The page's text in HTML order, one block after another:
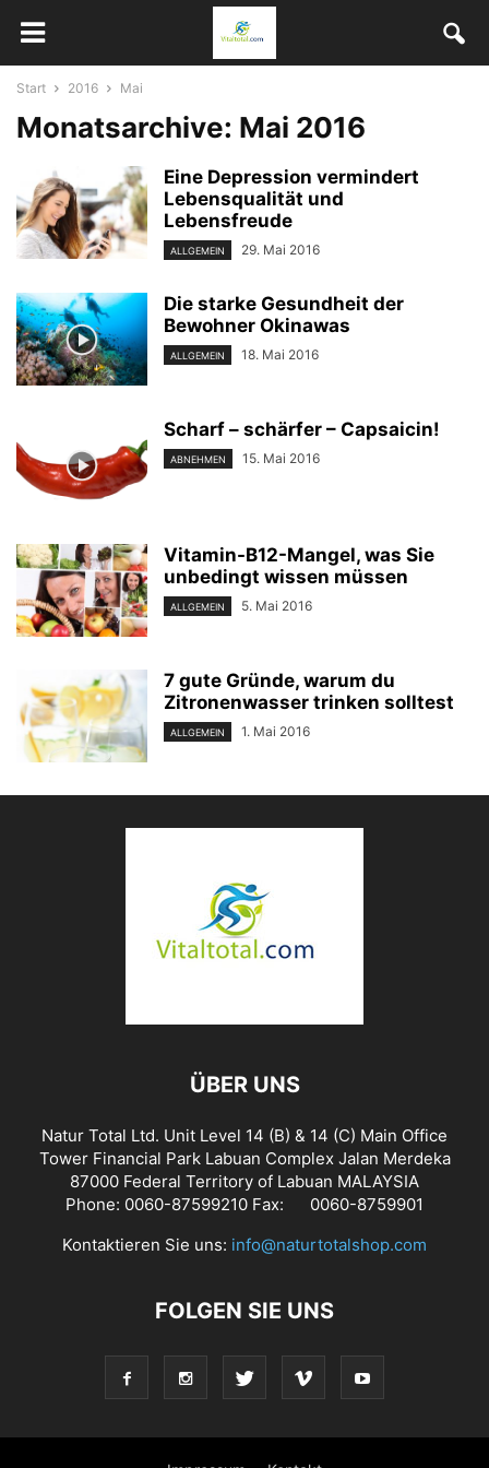
Start 2016 Mai
Monatsarchive: Mai 2016
Eine Depression vermindert
Lebensqualität und
Lebensfreude
ALLGEMEIN 29. Mai 2016
Die starke Gesundheit der
Bewohner Okinawas
ALLGEMEIN 18. Mai 2016
Scharf – schärfer – Capsaicin!
ABNEHMEN 15. Mai 2016
Vitamin-B12-Mangel, was Sie
unbedingt wissen müssen
ALLGEMEIN 5. Mai 2016
7 gute Gründe, warum du
Zitronenwasser trinken solltest
ALLGEMEIN 1. Mai 2016
ÜBER UNS
Natur Total Ltd. Unit Level 14 (B) & 14 (C) Main Office
Tower Financial Park Labuan Complex Jalan Merdeka
87000 Federal Territory of Labuan MALAYSIA
Phone: 0060-87599210 Fax: 0060-8759901
Kontaktieren Sie uns: info@naturtotalshop.com
FOLGEN SIE UNS